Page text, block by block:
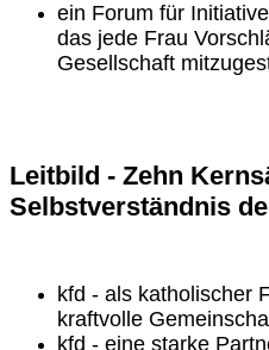
ein Forum für
das jede Frau
Gesellschaft
Leitbild - Zehn
Selbstverständnis
kfd - als katholischer
kraftvolle
kfd - eine starke